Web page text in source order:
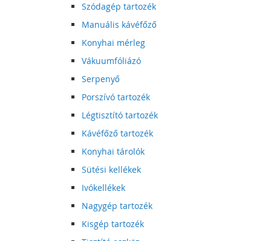
Szódagép tartozék
Manuális kávéfőző
Konyhai mérleg
Vákuumfóliázó
Serpenyő
Porszívó tartozék
Légtisztító tartozék
Kávéfőző tartozék
Konyhai tárolók
Sütési kellékek
Ivókellékek
Nagygép tartozék
Kisgép tartozék